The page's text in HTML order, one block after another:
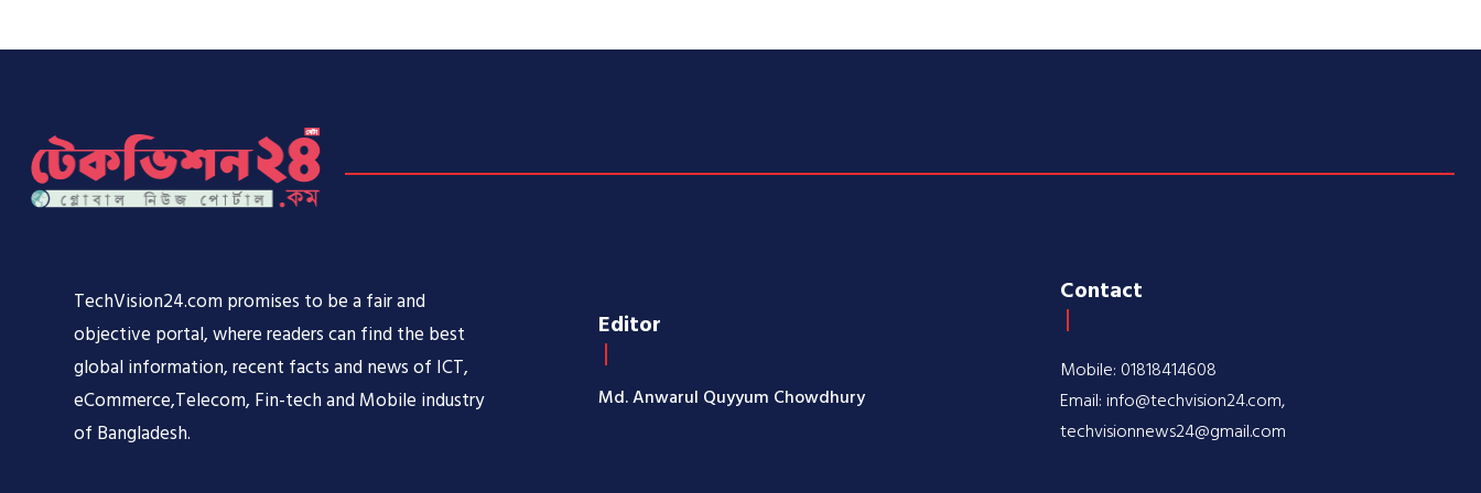
TechVision24.com promises to be a fair and
objective portal, where readers can find the best
global information, recent facts and news of ICT,
eCommerce,Telecom, Fin-tech and Mobile industry
of Bangladesh.
Editor
Md. Anwarul Quyyum Chowdhury
Contact
Mobile: 01818414608
Email: info@techvision24.com,
techvisionnews24@gmail.com